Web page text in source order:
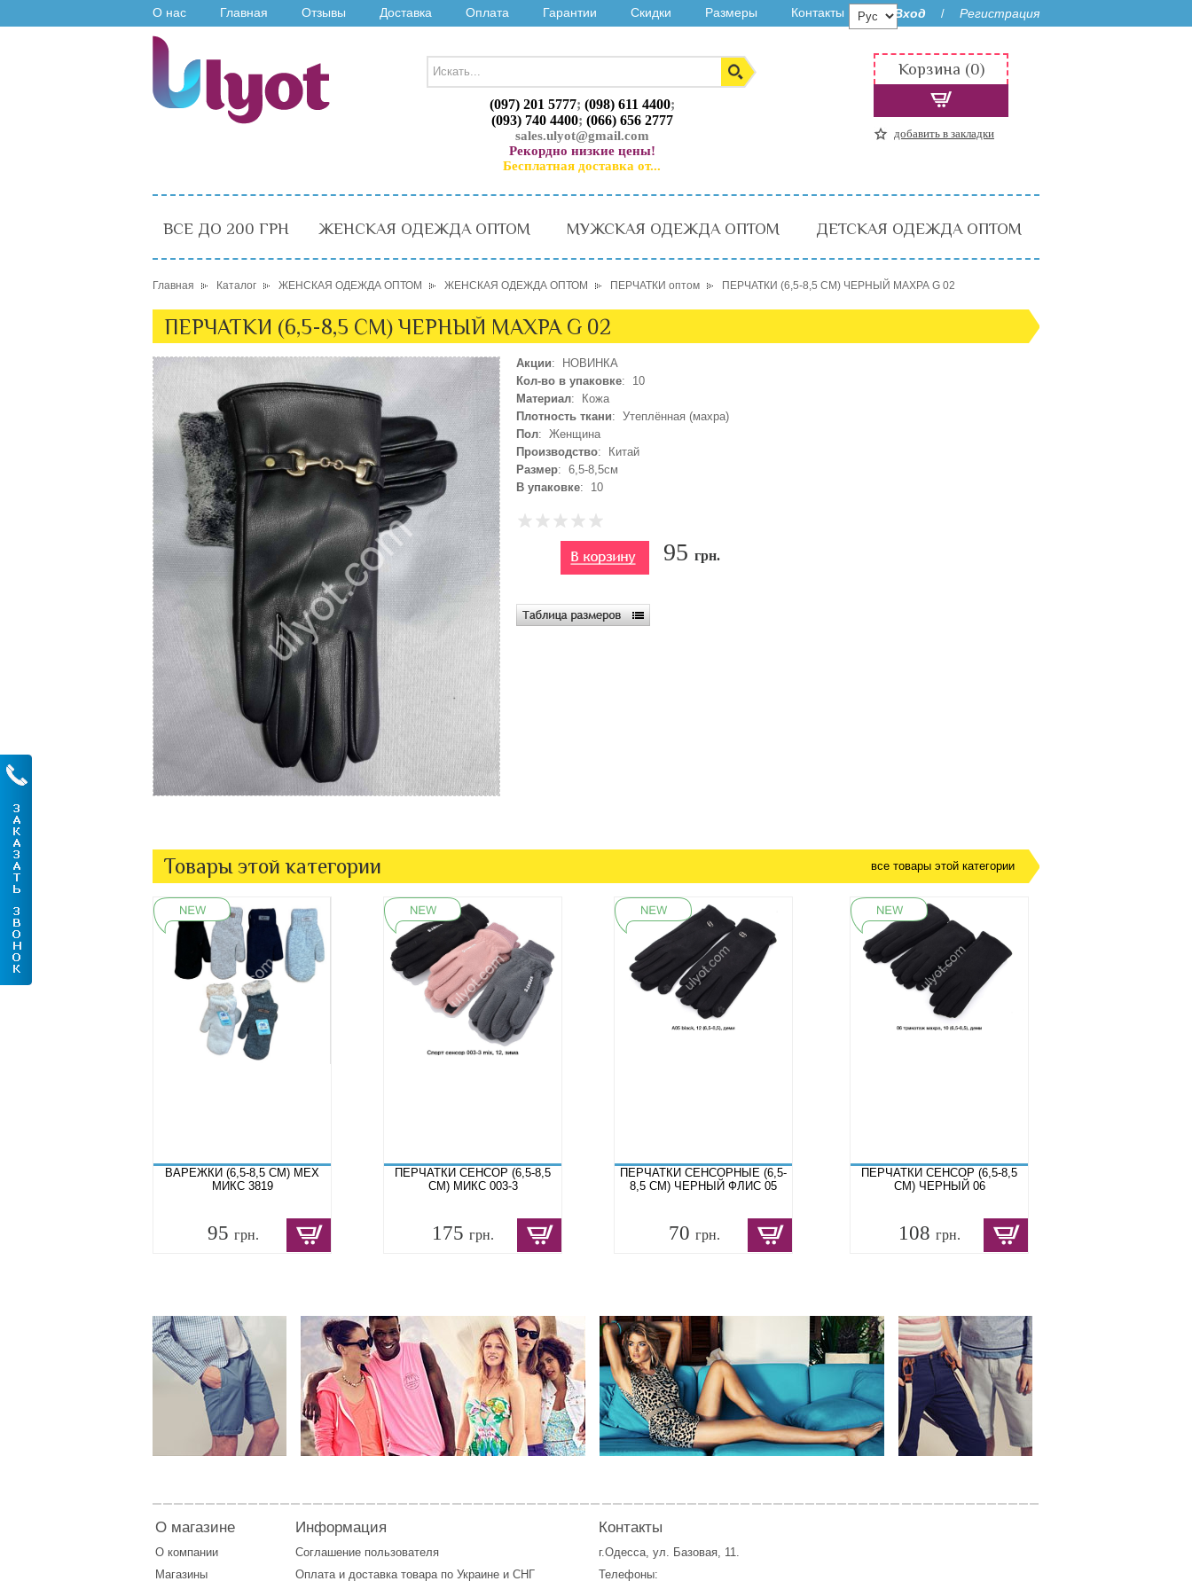
О нас Главная Отзывы Доставка Оплата Гарантии Скидки Размеры Контакты Вход / Регистрация
(097) 201 5777; (098) 611 4400;
(093) 740 4400; (066) 656 2777
sales.ulyot@gmail.com
Рекордно низкие цены!
Бесплатная доставка от...
Корзина (0)
добавить в закладки
ВСЕ ДО 200 ГРН ЖЕНСКАЯ ОДЕЖДА ОПТОМ МУЖСКАЯ ОДЕЖДА ОПТОМ ДЕТСКАЯ ОДЕЖДА ОПТОМ
Главная Каталог ЖЕНСКАЯ ОДЕЖДА ОПТОМ ЖЕНСКАЯ ОДЕЖДА ОПТОМ ПЕРЧАТКИ оптом ПЕРЧАТКИ (6,5-8,5 СМ) ЧЕРНЫЙ МАХРА G 02
ПЕРЧАТКИ (6,5-8,5 СМ) ЧЕРНЫЙ МАХРА G 02
Акции: НОВИНКА
Кол-во в упаковке: 10
Материал: Кожа
Плотность ткани: Утеплённая (махра)
Пол: Женщина
Производство: Китай
Размер: 6,5-8,5см
В упаковке: 10
95 грн.
Товары этой категории все товары этой категории
ВАРЕЖКИ (6,5-8,5 СМ) МЕХ
МИКС 3819
95 грн.
ПЕРЧАТКИ СЕНСОР (6,5-8,5
СМ) МИКС 003-3
175 грн.
ПЕРЧАТКИ СЕНСОРНЫЕ (6,5-
8,5 СМ) ЧЕРНЫЙ ФЛИС 05
70 грн.
ПЕРЧАТКИ СЕНСОР (6,5-8,5
СМ) ЧЕРНЫЙ 06
108 грн.
О магазине
О компании
Магазины
Информация
Соглашение пользователя
Оплата и доставка товара по Украине и СНГ
Контакты
г.Одесса, ул. Базовая, 11.
Телефоны: